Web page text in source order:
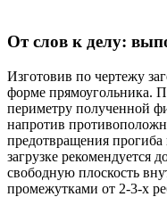
От слов к делу:
Изготовив по чертежу
форме прямоугольника.
периметру полученной
напротив
предотвращения
загрузке рекомендуется
свободную плоскость
промежутками от 2-3-х